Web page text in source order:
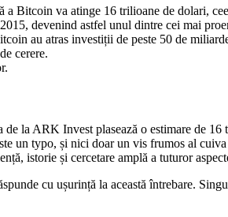
Bitcoin va atinge 16 trilioane de dolari,
devenind astfel unul dintre cei mai
au atras investiții de peste 50 de
cerere.
la ARK Invest plasează o estimare de
un typo, și nici doar un vis frumos al
istorie și cercetare amplă a tuturor
cu ușurință la această întrebare.